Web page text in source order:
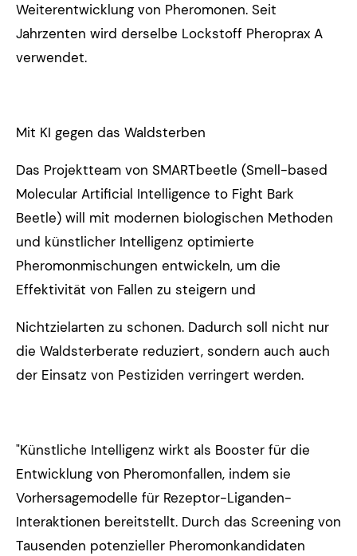
Weiterentwicklung von Pheromonen. Seit
Jahrzenten wird derselbe Lockstoff Pheroprax A
verwendet.
Mit KI gegen das Waldsterben
Das Projektteam von SMARTbeetle (Smell-based
Molecular Artificial Intelligence to Fight Bark
Beetle) will mit modernen biologischen Methoden
und künstlicher Intelligenz optimierte
Pheromonmischungen entwickeln, um die
Effektivität von Fallen zu steigern und
Nichtzielarten zu schonen. Dadurch soll nicht nur
die Waldsterberate reduziert, sondern auch auch
der Einsatz von Pestiziden verringert werden.
"Künstliche Intelligenz wirkt als Booster für die
Entwicklung von Pheromonfallen, indem sie
Vorhersagemodelle für Rezeptor-Liganden-
Interaktionen bereitstellt. Durch das Screening von
Tausenden potenzieller Pheromonkandidaten